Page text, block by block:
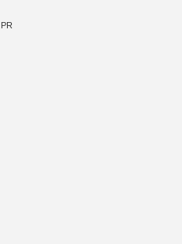
PR